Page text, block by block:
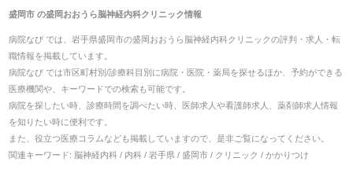
盛岡市の盛岡おおうら脳神経内科クリニック情報
病院なび では、 岩手県盛岡市の盛岡おおうら脳神経内科クリニックの評判・求人・転
職情報を掲載しています。
病院なび では市区町村別/診療科目別に病院・医院・薬局を探せるほか、予約ができる
医療機関や、キーワードでの検索も可能です。
病院を探したい時、診療時間を調べたい時、医師求人や看護師求人、薬剤師求人情報
を知りたい時に便利です。
また、役立つ医療コラムなども掲載していますので、是非ご覧になってください。
関連キーワード: 脳神経内科 / 内科 / 岩手県 / 盛岡市 / クリニック / かかりつけ